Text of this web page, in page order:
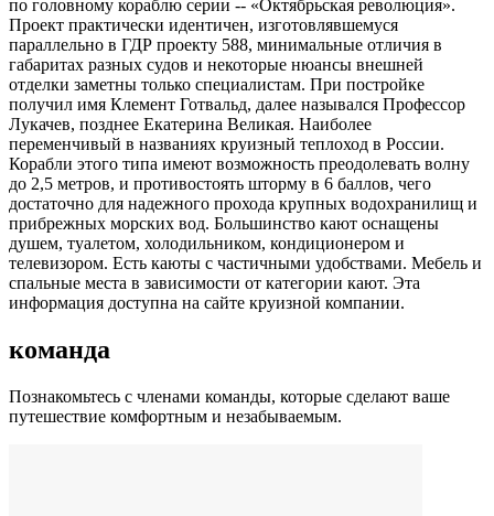
по головному кораблю серии -- «Октябрьская революция».
Проект практически идентичен, изготовлявшемуся
параллельно в ГДР проекту 588, минимальные отличия в
габаритах разных судов и некоторые нюансы внешней
отделки заметны только специалистам. При постройке
получил имя Клемент Готвальд, далее назывался Профессор
Лукачев, позднее Екатерина Великая. Наиболее
переменчивый в названиях круизный теплоход в России.
Корабли этого типа имеют возможность преодолевать волну
до 2,5 метров, и противостоять шторму в 6 баллов, чего
достаточно для надежного прохода крупных водохранилищ и
прибрежных морских вод. Большинство кают оснащены
душем, туалетом, холодильником, кондиционером и
телевизором. Есть каюты с частичными удобствами. Мебель и
спальные места в зависимости от категории кают. Эта
информация доступна на сайте круизной компании.
команда
Познакомьтесь с членами команды, которые сделают ваше
путешествие комфортным и незабываемым.